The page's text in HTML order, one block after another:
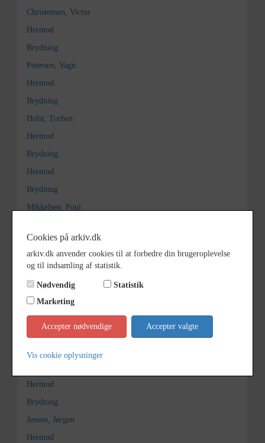
Christensen, Victor
Hermod
Brydning
Petersen, Vagn
Hermod
Brydning
Holst, Torben
Hermod
Brydning
Hermod
Brydning
Mikkelsen, Poul
Brydning
Lynge, Ove
Hermod
Brydning
Christoffersen, Leif
Hermod
Hermod
Brydning
Jensen, Jørgen
Hermod
Cookies på arkiv.dk
arkiv.dk anvender cookies til at forbedre din brugeroplevelse
og til indsamling af statistik.
Nødvendig
Statistik
Marketing
Accepter nødvendige Accepter valgte
Vis cookie oplysninger